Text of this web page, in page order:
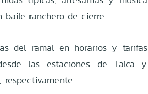
ranchero de cierre.
del ramal en horarios y tarifas
las estaciones de Talca y